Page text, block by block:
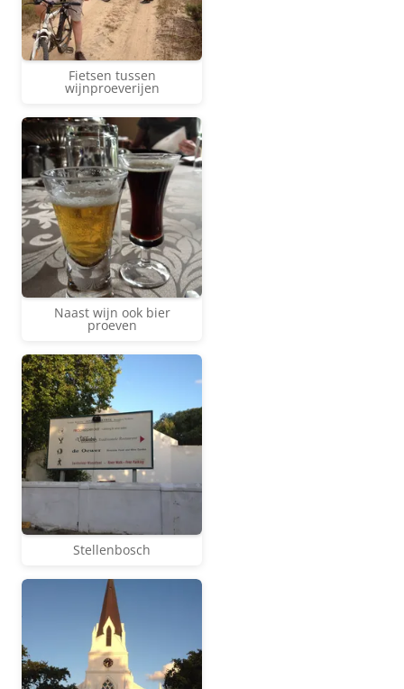
Fietsen tussen
wijnproeverijen
Naast wijn ook bier
proeven
Stellenbosch